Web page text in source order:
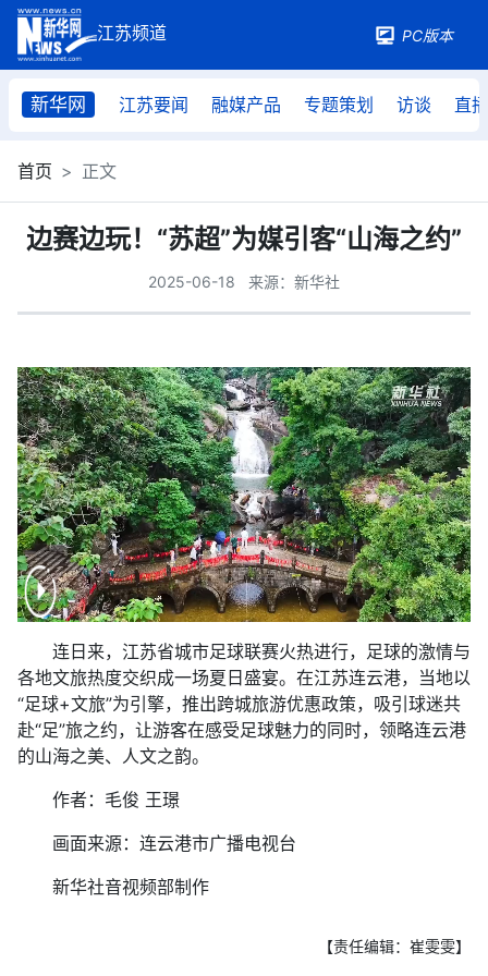
PC版本
新华网 江苏要闻 融媒产品 专题策划 访谈 直播
首页 正文
边赛边玩！“苏超”为媒引客“山海之约”
2025-06-18 来源：新华社
连日来，江苏省城市足球联赛火热进行，足球的激情与
各地文旅热度交织成一场夏日盛宴。在江苏连云港，当地以
“足球+文旅”为引擎，推出跨城旅游优惠政策，吸引球迷共
赴“足”旅之约，让游客在感受足球魅力的同时，领略连云港
的山海之美、人文之韵。
作者：毛俊 王璟
画面来源：连云港市广播电视台
新华社音视频部制作
【责任编辑：崔雯雯】